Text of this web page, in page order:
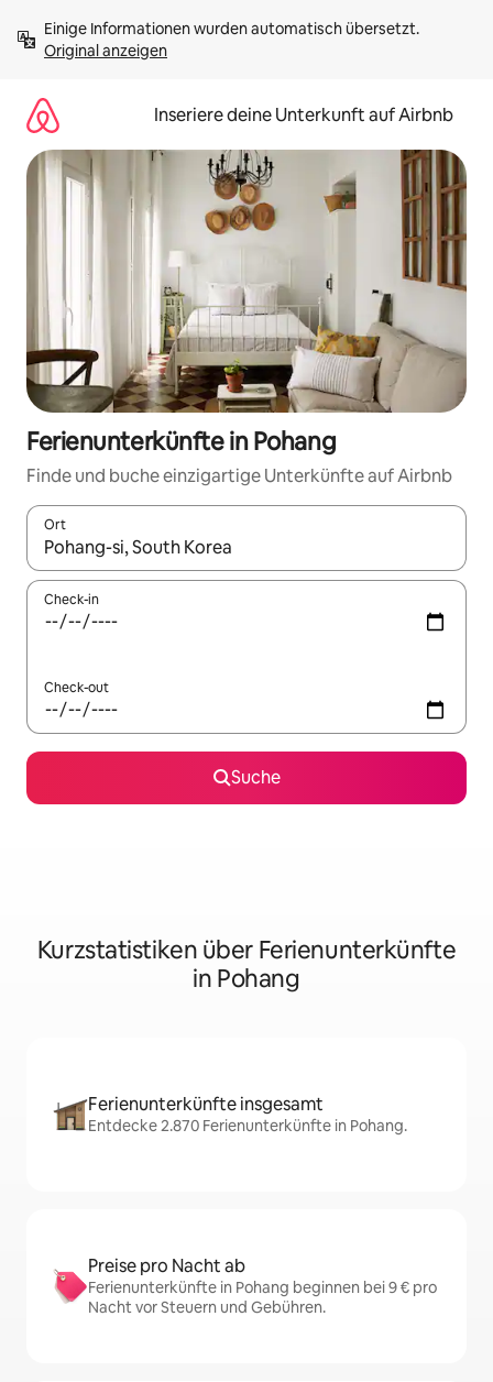
Inhalten
springenOriginal anzeigen
Inseriere deine Unterkunft auf Airbnb
Ferienunterkünfte in Pohang
Finde und buche einzigartige Unterkünfte auf Airbnb
Ort
Wenn Ergebnisse verfügbar sind, navigiere mit den
Check-in
Check-out
Suche
Kurzstatistiken über Ferienunterkünfte
in Pohang
Ferienunterkünfte insgesamt
Entdecke 2.870 Ferienunterkünfte in Pohang.
Preise pro Nacht ab
Ferienunterkünfte in Pohang beginnen bei 9 € pro
Nacht vor Steuern und Gebühren.